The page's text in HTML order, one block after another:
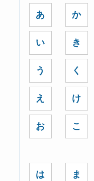
あ
い
う
え
お
か
き
く
け
こ
は ま